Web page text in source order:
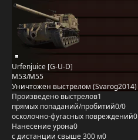
Urfenjuice [G-U-D]
M53/M55
Уничтожен выстрелом (Svarog2014)
Произведено выстрелов1
прямых попаданий/пробитий0/0
осколочно-фугасных повреждений0
Нанесение урона0
с дистанции свыше 300 м0